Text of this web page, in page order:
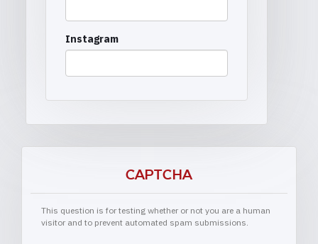
Instagram
CAPTCHA
This question is for testing whether or not you are a human
visitor and to prevent automated spam submissions.